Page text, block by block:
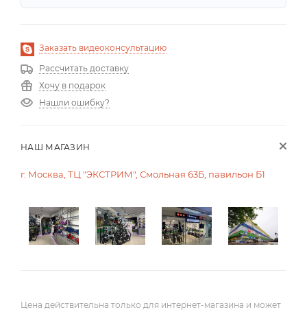
Заказать видеоконсультацию
Рассчитать доставку
Хочу в подарок
Нашли ошибку?
НАШ МАГАЗИН
г. Москва, ТЦ "ЭКСТРИМ", Смольная 63Б, павильон Б1
Цена действительна только для интернет-магазина и может